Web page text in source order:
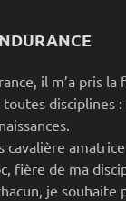
il m’a pris
toutes disciplines
cavalière
fière de ma
je souhaite